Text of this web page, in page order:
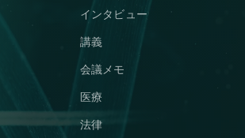
インタビュー
講義
会議メモ
医療
法律